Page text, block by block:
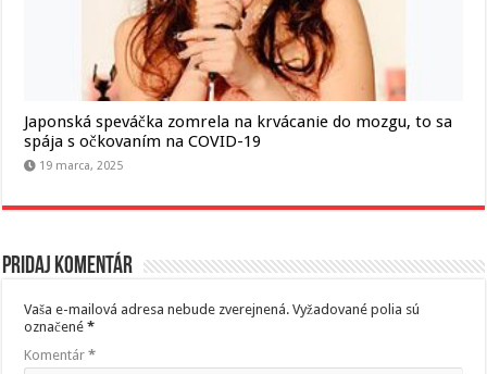
Japonská speváčka zomrela na krvácanie do mozgu, to sa
spája s očkovaním na COVID-19
19 marca, 2025
Pridaj komentár
Vaša e-mailová adresa nebude zverejnená. Vyžadované polia sú
označené*
Komentár*